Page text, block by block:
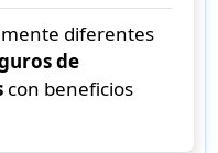
diferentes
de
con beneficios